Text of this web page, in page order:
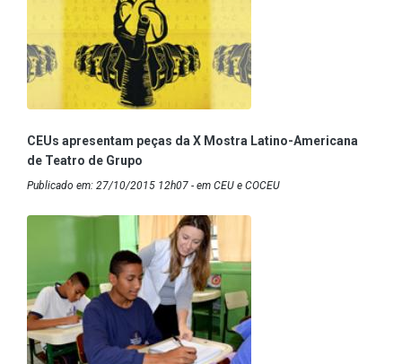
CEUs apresentam peças da X Mostra Latino-Americana
de Teatro de Grupo
Publicado em: 27/10/2015 12h07 - em CEU e COCEU